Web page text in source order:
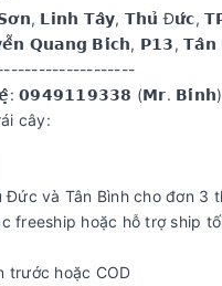
𝗟𝗶𝗻𝗵 𝗧𝗮̂𝘆, 𝗧𝗵𝘂̉ Đ𝘂̛́𝗰,
𝗤𝘂𝗮𝗻𝗴 𝗕𝗶́𝗰𝗵, 𝗣𝟭𝟯,
𝟬𝟵𝟰𝟵𝟭𝟭𝟵𝟯𝟯𝟴 (𝗠𝗿. 𝗕𝗶́𝗻𝗵)
cây:
Đức và Tân Bình cho đơn 3
freeship hoặc hỗ trợ ship
trước hoặc COD